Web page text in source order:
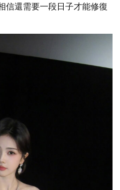
信還需要一段日子才能修復